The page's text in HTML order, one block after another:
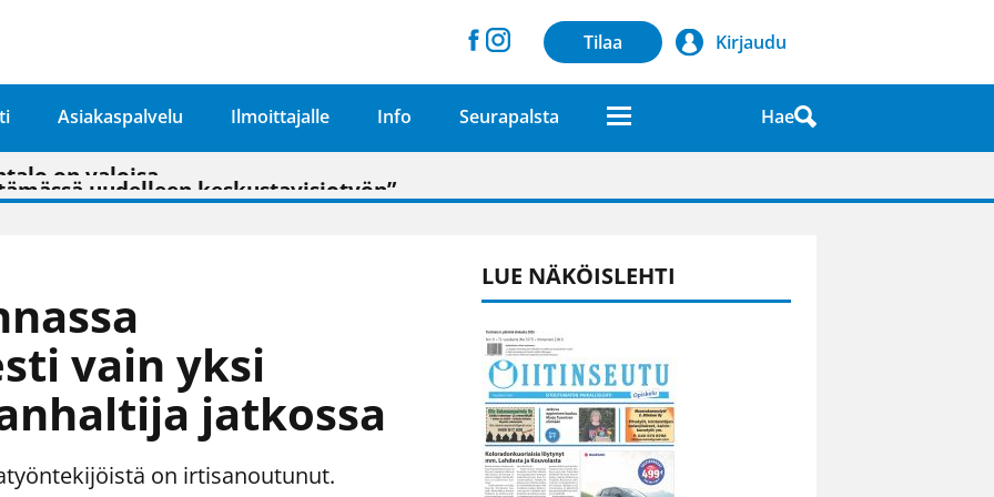
Tilaa Kirjaudu
Asiakaspalvelu Ilmoittajalle Info Seurapalsta Hae
pitäisi näkyä hieman parempana painojäljen laatuna lehdessä
on valoisa
uudelleen keskustavisiotyön”
omavaraisemmin kuin kaupungissa"
vain yksi
jatkossa
on irtisanoutunut.
LUE NÄKÖISLEHTI